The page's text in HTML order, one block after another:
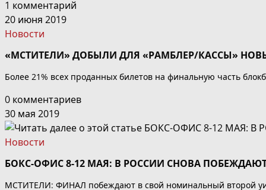
1 комментарий
20 июня 2019
Новости
«МСТИТЕЛИ» ДОБЫЛИ ДЛЯ «РАМБЛЕР/КАССЫ»
Более 21% всех проданных билетов на финальную часть
0 комментариев
30 мая 2019
Новости
БОКС-ОФИС 8-12 МАЯ: В РОССИИ СНОВА
МСТИТЕЛИ: ФИНАЛ побеждают в свой номинальный второй